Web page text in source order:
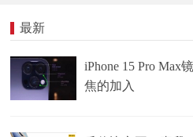
最新
iPhone 15 Pro Max
焦的加入